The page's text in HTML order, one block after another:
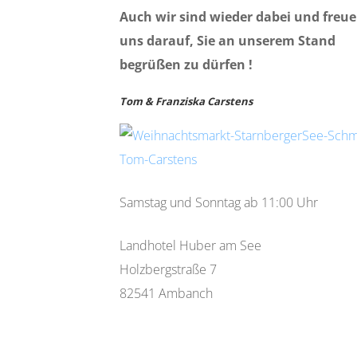
Auch wir sind wieder dabei und
uns darauf, Sie an unserem Stand
begrüßen zu dürfen !
Tom & Franziska Carstens
Samstag und Sonntag ab 11:00 Uhr
Landhotel Huber am See
Holzbergstraße 7
82541 Ambanch